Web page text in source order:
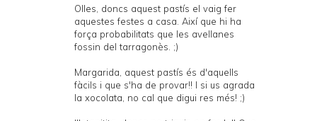
Olles, doncs aquest pastís el vaig fer
aquestes festes a casa. Així que hi ha
força probabilitats que les avellanes
fossin del tarragonès. ;)
Margarida, aquest pastís és d'aquells
fàcils i que s'ha de provar!! I si us agrada
la xocolata, no cal que digui res més! ;)